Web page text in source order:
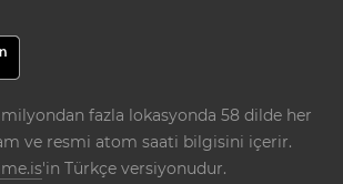
fazla lokasyonda 58 dilde her
ve resmi atom saati bilgisini içerir.
'in Türkçe versiyonudur.